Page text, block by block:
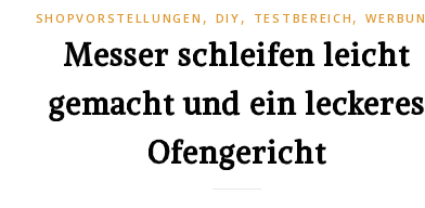
SHOPVORSTELLUNGEN , DIY , TESTBEREICH ,
Messer schleifen leicht
gemacht und ein leckeres
Ofengericht